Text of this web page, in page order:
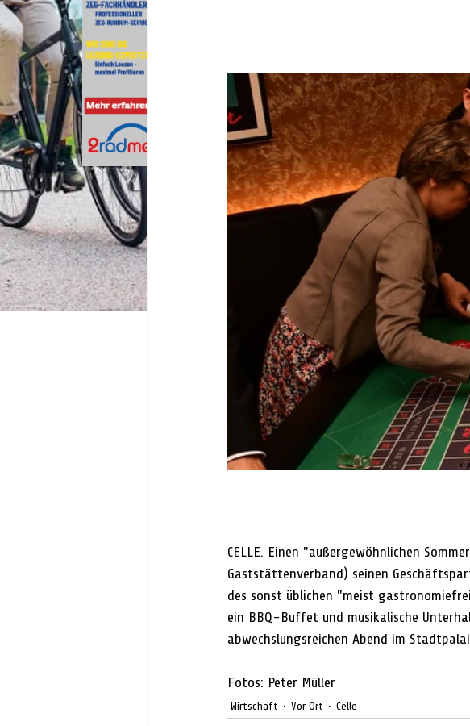
CELLE. Einen "außergewöhnlichen
Gaststättenverband) seinen
des sonst üblichen "meist
ein BBQ-Buffet und musikalische
abwechslungsreichen Abend im
Fotos: Peter Müller
Wirtschaft Vor Ort Celle